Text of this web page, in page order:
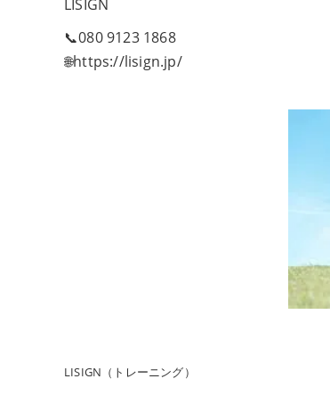
LISIGN
📞080 9123 1868
🌐https://lisign.jp/
LISIGN（トレーニング）